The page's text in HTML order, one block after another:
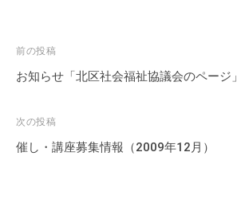
投
稿
ビ
ゲ
前の投稿
お知らせ「北区社会福祉協議会のページ」
次の投稿
催し・講座募集情報（2009年12月）